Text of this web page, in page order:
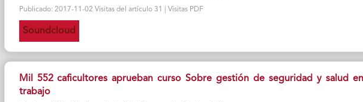
Publicado: 2017-11-02 Visitas del artículo 31 | Visitas PDF
Soundcloud
Mil 552 caficultores aprueban curso Sobre gestión de seguridad y salud
trabajo